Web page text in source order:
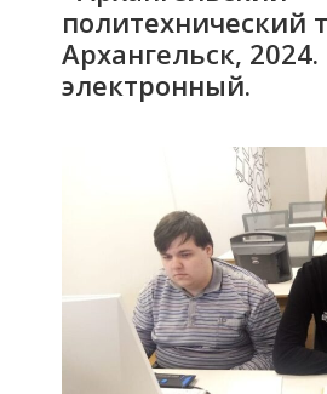
политехнический
Архангельск, 2024.
электронный.